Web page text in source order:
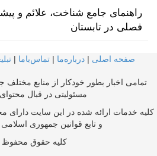
راهنمای جامع شناخت، علائم و
فصلی در تابستان
صفحه اصلی | درباره‌ما | تماس‌با‌ما |
تمامی اخبار بطور خودکار از منابع
مسئولیتی در قبال محتوای
کلیه خدمات ارائه شده در این سایت دارای
و تابع قوانین جمهوری
کلیه حقوق